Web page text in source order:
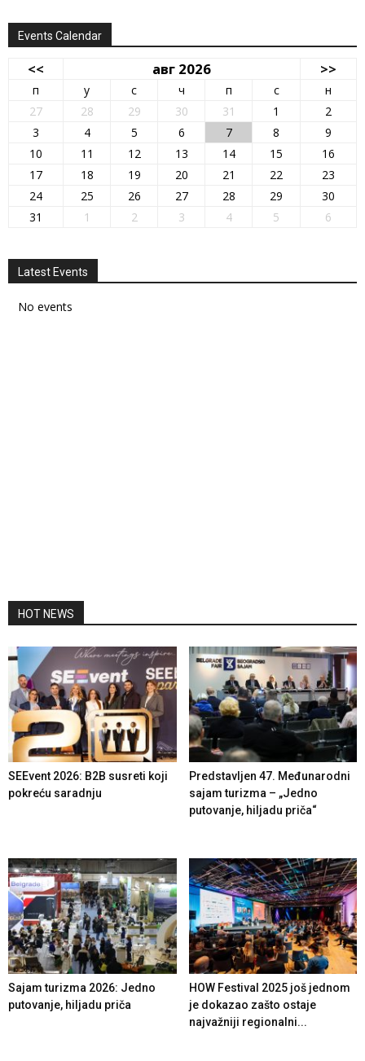
Events Calendar
<< авг 2026 >>
п у с ч п с
н
27
28 29 30 31 1
2
3
4 5 6 7 8
9
10
11 12 13 14 15
16
17
18 19 20 21 22
23
24
25 26 27 28 29
30
31
1 2 3 4 5 6
Latest Events
No events
HOT NEWS
SEEvent 2026: B2B susreti koji
pokreću saradnju
Predstavljen 47. Međunarodni
sajam turizma – „Jedno
putovanje, hiljadu priča“
Sajam turizma 2026: Jedno
putovanje, hiljadu priča
HOW Festival 2025 još jednom
je dokazao zašto ostaje
najvažniji regionalni...